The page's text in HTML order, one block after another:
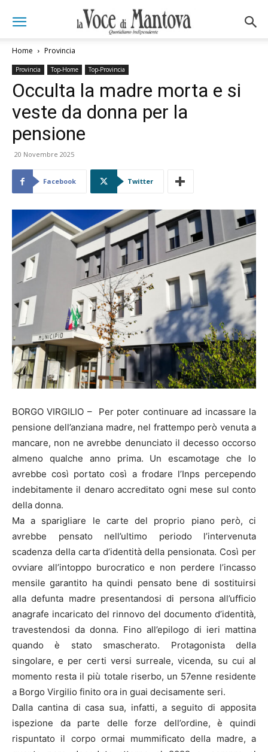
Home Provincia
Provincia Top-Home Top-Provincia
Occulta la madre morta e si
veste da donna per la
pensione
20 Novembre 2025
Facebook Twitter
BORGO VIRGILIO – Per poter continuare ad incassare la
pensione dell’anziana madre, nel frattempo però venuta a
mancare, non ne avrebbe denunciato il decesso occorso
almeno qualche anno prima. Un escamotage che lo
avrebbe così portato così a frodare l’Inps percependo
indebitamente il denaro accreditato ogni mese sul conto
della donna.
Ma a sparigliare le carte del proprio piano però, ci
avrebbe pensato nell’ultimo periodo l’intervenuta
scadenza della carta d’identità della pensionata. Così per
ovviare all’intoppo burocratico e non perdere l’incasso
mensile garantito ha quindi pensato bene di sostituirsi
alla defunta madre presentandosi di persona all’ufficio
anagrafe incaricato del rinnovo del documento d’identità,
travestendosi da donna. Fino all’epilogo di ieri mattina
quando è stato smascherato. Protagonista della
singolare, e per certi versi surreale, vicenda, su cui al
momento resta il più totale riserbo, un 57enne residente
a Borgo Virgilio finito ora in guai decisamente seri.
Dalla cantina di casa sua, infatti, a seguito di apposita
ispezione da parte delle forze dell’ordine, è quindi
rispuntato il corpo ormai mummificato della madre, a